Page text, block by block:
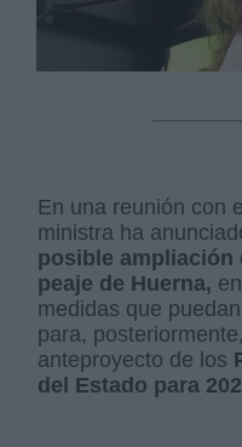
En una reunión con
ministra ha
posible ampliación
peaje de Huerna,
medidas que
para,
anteproyecto de los
del Estado para